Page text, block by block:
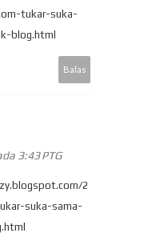
tukar-suka-
blog.html
Balas
3:43 PTG
2
suka-sama-